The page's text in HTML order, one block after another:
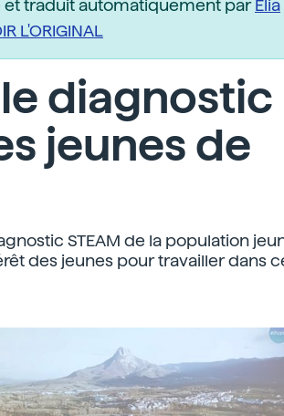
et traduit automatiquement parElia
L'ORIGINAL
diagnostic
jeunes de
STEAM de la population
des jeunes pour travailler dans